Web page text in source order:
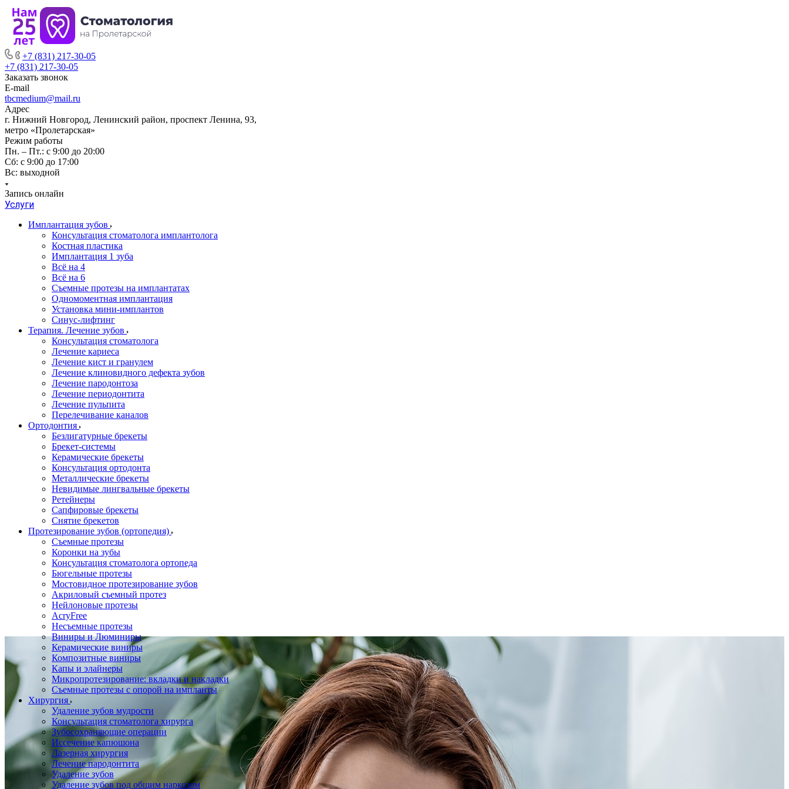
+7 (831) 217-30-05
+7 (831) 217-30-05
Заказать звонок
E-mail
tbcmedium@mail.ru
Адрес
г. Нижний Новгород, Ленинский район, проспект Ленина, 93,
метро «Пролетарская»
Режим работы
Пн. – Пт.: с 9:00 до 20:00
Cб: с 9:00 до 17:00
Вс: выходной
Запись онлайн
Услуги
Имплантация зубов
Консультация стоматолога имплантолога
Костная пластика
Имплантация 1 зуба
Всё на 4
Всё на 6
Съемные протезы на имплантатах
Одномоментная имплантация
Установка мини-имплантов
Синус-лифтинг
Терапия. Лечение зубов
Консультация стоматолога
Лечение кариеса
Лечение кист и гранулем
Лечение клиновидного дефекта зубов
Лечение пародонтоза
Лечение периодонтита
Лечение пульпита
Перелечивание каналов
Ортодонтия
Безлигатурные брекеты
Брекет-системы
Керамические брекеты
Консультация ортодонта
Металлические брекеты
Невидимые лингвальные брекеты
Ретейнеры
Сапфировые брекеты
Снятие брекетов
Протезирование зубов (ортопедия)
Съемные протезы
Коронки на зубы
Консультация стоматолога ортопеда
Бюгельные протезы
Мостовидное протезирование зубов
Акриловый съемный протез
Нейлоновые протезы
AcryFree
Несъемные протезы
Виниры и Люминиры
Керамические виниры
Композитные виниры
Капы и элайнеры
Микропротезирование: вкладки и накладки
Съемные протезы с опорой на импланты
Хирургия
Удаление зубов мудрости
Консультация стоматолога хирурга
Зубосохраняющие операции
Иссечение капюшона
Лазерная хирургия
Лечение пародонтита
Удаление зубов
Удаление зубов под общим наркозом